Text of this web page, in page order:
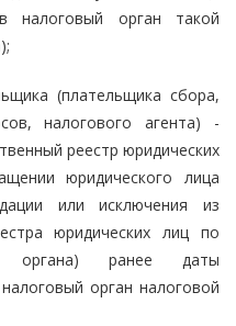
налоговый орган такой
(плательщика сбора,
налогового агента) -
реестр юридических
юридического лица
или исключения из
юридических лиц по
органа) ранее даты
орган налоговой